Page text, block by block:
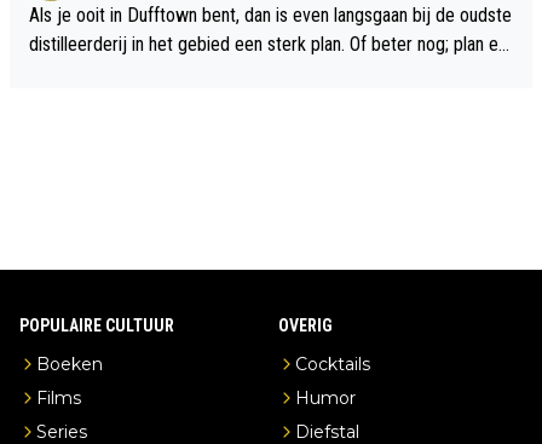
Als je ooit in Dufftown bent, dan is even langsgaan bij de oudste
distilleerderij in het gebied een sterk plan. Of beter nog; plan ee
POPULAIRE CULTUUR
Boeken
Films
Series
OVERIG
Cocktails
Humor
Diefstal